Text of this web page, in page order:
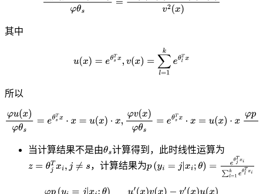
其中
所以
当计算结果不是由
计算得到，此时线性运算为
，计算结果为